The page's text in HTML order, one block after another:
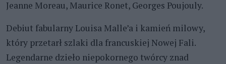
Jeanne Moreau, Maurice Ronet, Georges Poujouly.
Debiut fabularny Louisa Malle’a i kamień milowy,
który przetarł szlaki dla francuskiej Nowej Fali.
Legendarne dzieło niepokornego twórcy znad